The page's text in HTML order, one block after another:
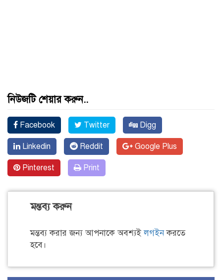
নিউজটি শেয়ার করুন..
Facebook Twitter Digg
Linkedin Reddit Google Plus
Pinterest Print
মন্তব্য করুন
মন্তব্য করার জন্য আপনাকে অবশ্যইলগইনকরতে
হবে।